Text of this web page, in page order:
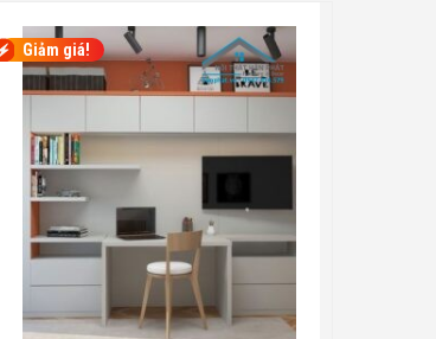
Giảm giá!